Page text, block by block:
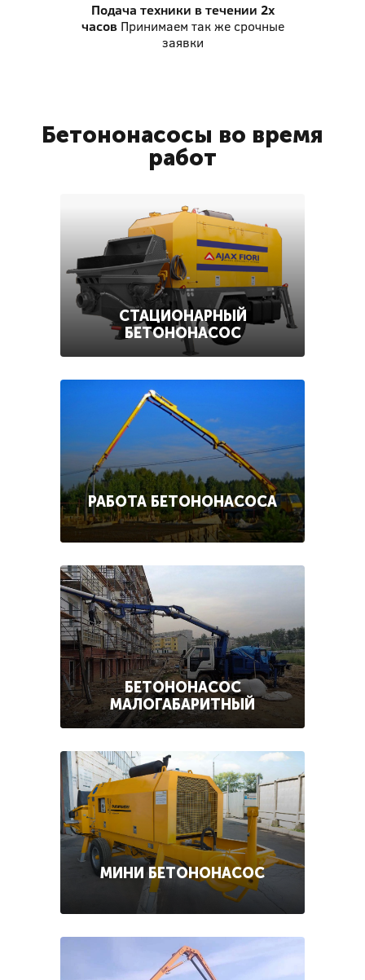
Подача техники в течении 2х
часов Принимаем так же срочные
заявки
Бетононасосы во время
работ
СТАЦИОНАРНЫЙ
БЕТОНОНАСОС
РАБОТА БЕТОНОНАСОСА
БЕТОНОНАСОС
МАЛОГАБАРИТНЫЙ
МИНИ БЕТОНОНАСОС